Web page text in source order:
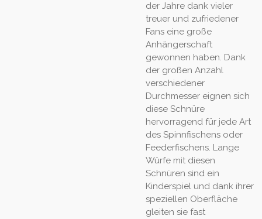
der Jahre dank vieler
treuer und zufriedener
Fans eine große
Anhängerschaft
gewonnen haben. Dank
der großen Anzahl
verschiedener
Durchmesser eignen sich
diese Schnüre
hervorragend für jede Art
des Spinnfischens oder
Feederfischens. Lange
Würfe mit diesen
Schnüren sind ein
Kinderspiel und dank ihrer
speziellen Oberfläche
gleiten sie fast